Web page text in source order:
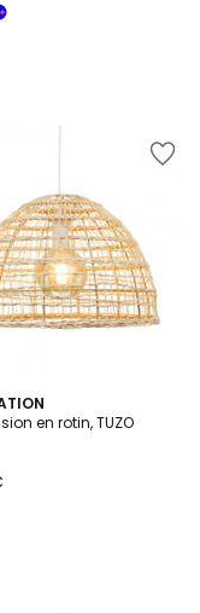
en rotin, TUZO